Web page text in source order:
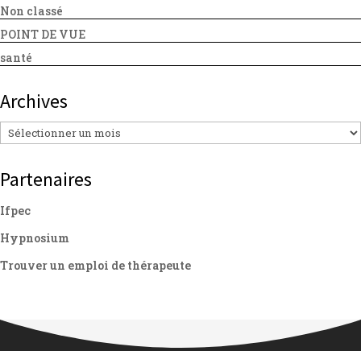
Non classé
POINT DE VUE
santé
Archives
Archives
Partenaires
Ifpec
Hypnosium
Trouver un emploi de thérapeute